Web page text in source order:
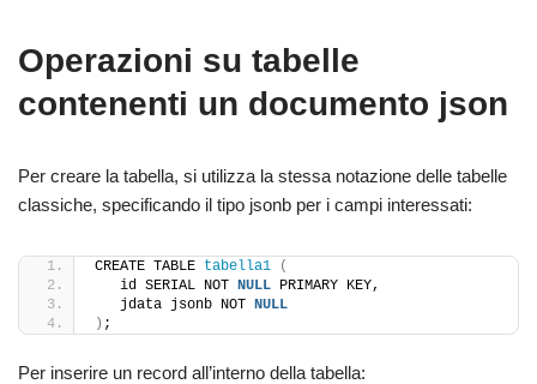
Operazioni su tabelle
contenenti un documento json
Per creare la tabella, si utilizza la stessa notazione delle tabelle
classiche, specificando il tipo jsonb per i campi interessati:
CREATE TABLE tabella1
(
   id SERIAL NOT
NULL PRIMARY KEY,
   jdata jsonb NOT
NULL
) ;
Per inserire un record all’interno della tabella: